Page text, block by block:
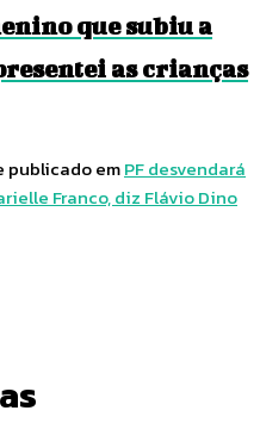
que subiu a
as crianças
publicado emPF desvendará
Franco, diz Flávio Dino